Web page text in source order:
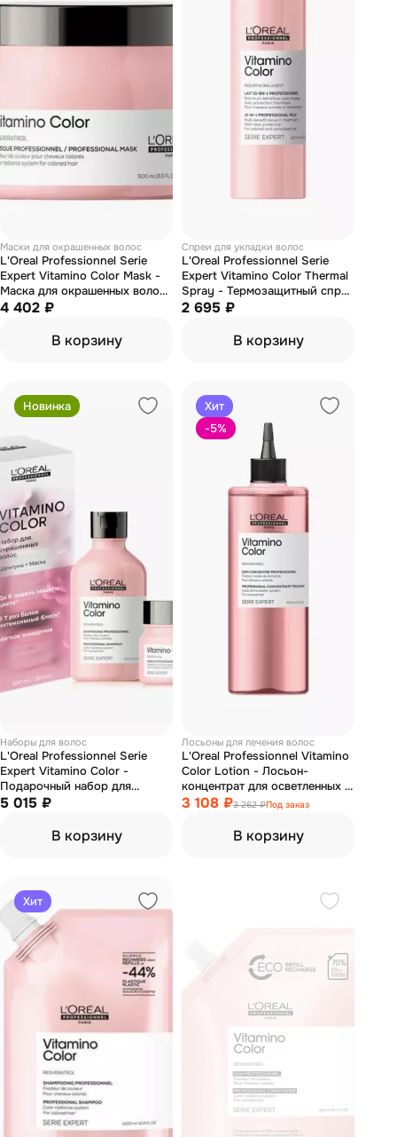
Маски для окрашенных волос
L'Oreal Professionnel Serie
Expert Vitamino Color Mask -
Маска для окрашенных волос
500 мл
4 402 ₽
В корзину
Спреи для укладки волос
L'Oreal Professionnel Serie
Expert Vitamino Color Thermal
Spray - Термозащитный спрей
для окрашенных волос 190 мл
2 695 ₽
В корзину
Новинка
Наборы для волос
L'Oreal Professionnel Serie
Expert Vitamino Color -
Подарочный набор для
окрашенных волос (шампунь
5 015 ₽
В корзину
Хит
-5%
Лосьоны для лечения волос
L'Oreal Professionnel Vitamino
Color Lotion - Лосьон-
концентрат для осветленных и
мелированных волос 400 мл
3 108 ₽3 262 ₽Под заказ
В корзину
Хит